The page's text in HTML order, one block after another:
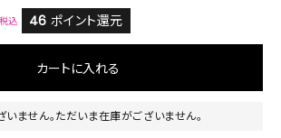
税込 46 ポイント還元
カートに入れる
いません。ただいま在庫がございません。